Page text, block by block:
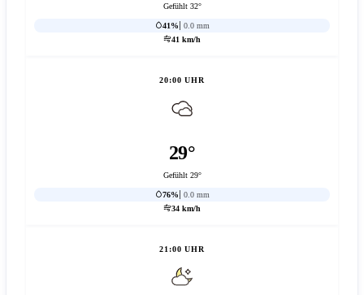
Gefühlt 32°
41%
0.0 mm
41 km/h
20:00 UHR
29°
Gefühlt 29°
76%
0.0 mm
34 km/h
21:00 UHR